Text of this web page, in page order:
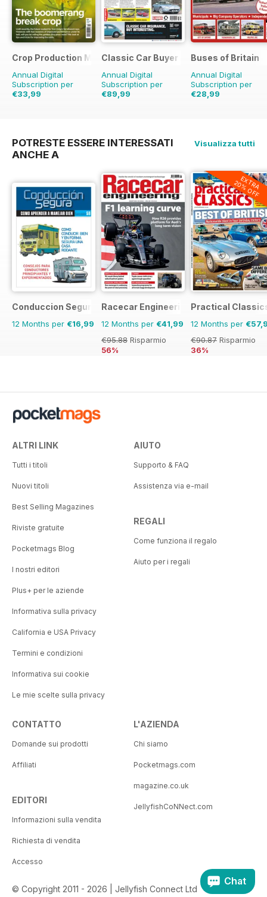
Crop Production Magazine
Annual Digital
Subscription per
€33,99
Classic Car Buyer
Annual Digital
Subscription per
€89,99
Buses of Britain
Annual Digital
Subscription per
€28,99
POTRESTE ESSERE INTERESSATI
ANCHE A
Visualizza tutti
Conduccion Segura
12 Months per €16,99
Racecar Engineering
12 Months per €41,99
€95.88 Risparmio
56%
EXTRA
20% OFF
Practical
12 Months per
€90.87 Risparmio
36%
ALTRI LINK
Tutti i titoli
Nuovi titoli
Best Selling Magazines
Riviste gratuite
Pocketmags Blog
I nostri editori
Plus+ per le aziende
Informativa sulla privacy
California e USA Privacy
Termini e condizioni
Informativa sui cookie
Le mie scelte sulla privacy
AIUTO
Supporto & FAQ
Assistenza via e-mail
REGALI
Come funziona il regalo
Aiuto per i regali
CONTATTO
Domande sui prodotti
Affiliati
EDITORI
Informazioni sulla vendita
Richiesta di vendita
Accesso
L'AZIENDA
Chi siamo
Pocketmags.com
magazine.co.uk
JellyfishCoNNect.com
© Copyright 2011 - 2026 | Jellyfish Connect Ltd
Chat